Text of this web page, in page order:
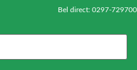
Bel direct: 0297-729700